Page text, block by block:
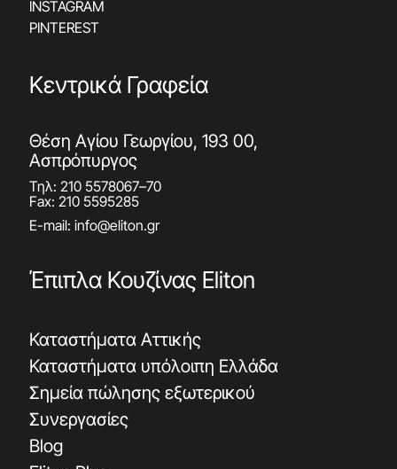
INSTAGRAM
PINTEREST
Κεντρικά Γραφεία
Θέση Αγίου Γεωργίου, 193 00,
Ασπρόπυργος
Τηλ: 210 5578067–70
Fax: 210 5595285
E-mail: info@eliton.gr
Έπιπλα Κουζίνας Eliton
Καταστήματα Αττικής
Καταστήματα υπόλοιπη Ελλάδα
Σημεία πώλησης εξωτερικού
Συνεργασίες
Blog